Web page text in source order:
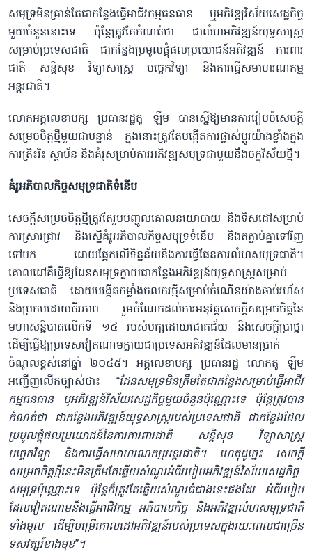
សមុទ្រមិនគ្រាន់តែជាកន្លែងធ្វើអាជីវកម្មធនធាន ឬអភិវឌ្ឍវិស័យសេដ្ឋកិច្ច
មួយចំនួននោះទេ ប៉ុន្តែត្រូវតែកំណត់ថា ជាលំហអភិវឌ្ឍន៍យុទ្ធសាស្ត្រ
សម្រាប់ប្រទេសជាតិ ជាកន្លែងប្រមូលផ្តុំផលប្រយោជន៍អភិវឌ្ឍន៍ ការពារ
ជាតិ សន្តិសុខ វិទ្យាសាស្ត្រ បច្ចេកវិទ្យា និងការធ្វើសមាហរណកម្ម
អន្តរជាតិ។
លោកអគ្គលេខាបក្ស ប្រធានរដ្ឋតូ ឡឹម បានស្នើឱ្យមានការរៀបចំសេចក្តី
សម្រេចចិត្ត​ថ្មីមួយជាបន្ទាន់ ក្នុងនោះត្រូវតែបង្កើតការផ្លាស់ប្តូរយ៉ាងខ្លាំងក្នុង
ការត្រិះរិះ ស្ថាប័ន និងគំរូសម្រាប់ការអភិវឌ្ឍសមុទ្រជាមួយនឹងចក្ខុវិស័យថ្មី។
គំរូអភិបាលកិច្ចសមុទ្រជាតិទំនើប
សេចក្តីសម្រេចចិត្ត​ថ្មីត្រូវតែរួមបញ្ចូលគោលនយោបាយ និងទិសដៅសម្រាប់
ការស្រាវជ្រាវ និងស្នើគំរូអភិបាលកិច្ចសមុទ្រទំនើប និងតភ្ជាប់គ្នាទៅវិញ
ទៅមក ដោយផ្អែកលើទិន្នន័យនិងការធ្វើផែនការលំហសមុទ្រជាតិ​។
គោលដៅគឺធ្វើឱ្យដែនសមុទ្រក្លាយជាកន្លែងអភិវឌ្ឍន៍យុទ្ធសាស្ត្រសម្រាប់
ប្រទេសជាតិ ដោយបង្កើតកម្លាំងចលករថ្មីសម្រាប់កំណើនយ៉ាងឆាប់រហ័ស
និងប្រកបដោយចីរភាព រួមចំណែកដល់ការអនុវត្តសេចក្តីសម្រេចចិត្ត​នៃ
មហាសន្និបាតលើកទី ១៤ របស់បក្សដោយជោគជ័យ និងសេចក្តីប្រាថ្នា
ដើម្បីធ្វើឱ្យប្រទេសវៀតណាមក្លាយជាប្រទេសអភិវឌ្ឍន៍ដែលមានប្រាក់
ចំណូលខ្ពស់នៅឆ្នាំ ២០៤៥។ អគ្គលេខាបក្ស ប្រធានរដ្ឋ លោកតូ ឡឹម
អញ្ជើញលើកច្បាស់ថា៖ “ដែនសមុទ្រមិនត្រឹមតែជាកន្លែងសម្រាប់ធ្វើអាជីវ
កម្មធនធាន ឬអភិវឌ្ឍន៍វិស័យសេដ្ឋកិច្ចមួយចំនួនប៉ុណ្ណោះទេ ប៉ុន្តែត្រូវបាន
កំណត់ថា ជាកន្លែងអភិវឌ្ឍន៍យុទ្ធសាស្ត្ររបស់ប្រទេសជាតិ ជាកន្លែងដែល
ប្រមូលផ្តុំផលប្រយោជន៍នៃការការពារជាតិ សន្តិសុខ វិទ្យាសាស្ត្រ
បច្ចេកវិទ្យា និងការធ្វើសមាហរណកម្មអន្តរជាតិ។ ហេតុដូច្នេះ សេចក្តី
សម្រេចចិត្តថ្មីនេះមិនត្រឹមតែឆ្លើយសំណួរអំពីរបៀបអភិវឌ្ឍន៍វិស័យសេដ្ឋកិច្ច
សមុទ្រប៉ុណ្ណោះទេ ប៉ុន្តែក៏ត្រូវតែឆ្លើយសំណួរធំជាងនេះផងដែរ អំពីរបៀប
ដែលវៀតណាមនឹងធ្វើអាជីវកម្ម អភិបាលកិច្ច និងអភិវឌ្ឍលំហសមុទ្រជាតិ
ទាំងមូល ដើម្បីបម្រើគោលដៅអភិវឌ្ឍន៍របស់ប្រទេសក្នុងរយៈពេលជាច្រើន
ទសវត្សរ៍ខាងមុខ”។